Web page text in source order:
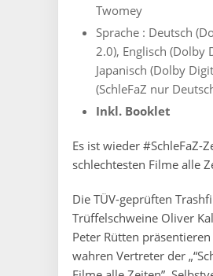
Twomey
Sprache : Deutsch
2.0), Englisch (Dolby
Japanisch (Dolby
(SchleFaZ nur
Inkl. Booklet
Es ist wieder #SchleFaZ-
schlechtesten Filme alle
Die TÜV-geprüften
Trüffelschweine Oliver
Peter Rütten
wahren Vertreter der